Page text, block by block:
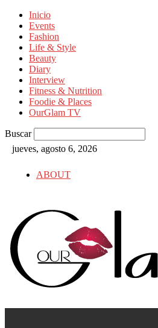
Inicio
Events
Fashion
Life & Style
Beauty
Diary
Interview
Fitness & Nutrition
Foodie & Places
OurGlam TV
Buscar
jueves, agosto 6, 2026
ABOUT